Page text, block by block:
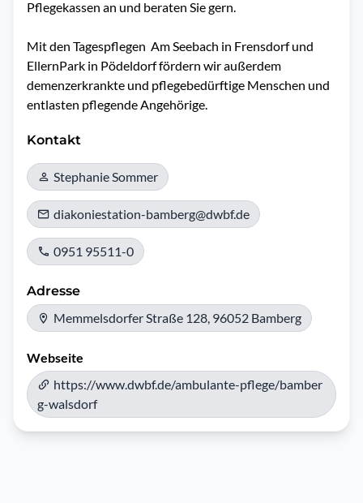
Pflegekassen an und beraten Sie gern.
Mit den Tagespflegen  Am Seebach in Frensdorf und
EllernPark in Pödeldorf fördern wir außerdem
demenzerkrankte und pflegebedürftige Menschen und
Kontakt
Stephanie Sommer
diakoniestation-bamberg@dwbf.de
0951 95511-0
Adresse
Memmelsdorfer Straße 128, 96052 Bamberg
Webseite
https://www.dwbf.de/ambulante-pflege/bamber
g-walsdorf